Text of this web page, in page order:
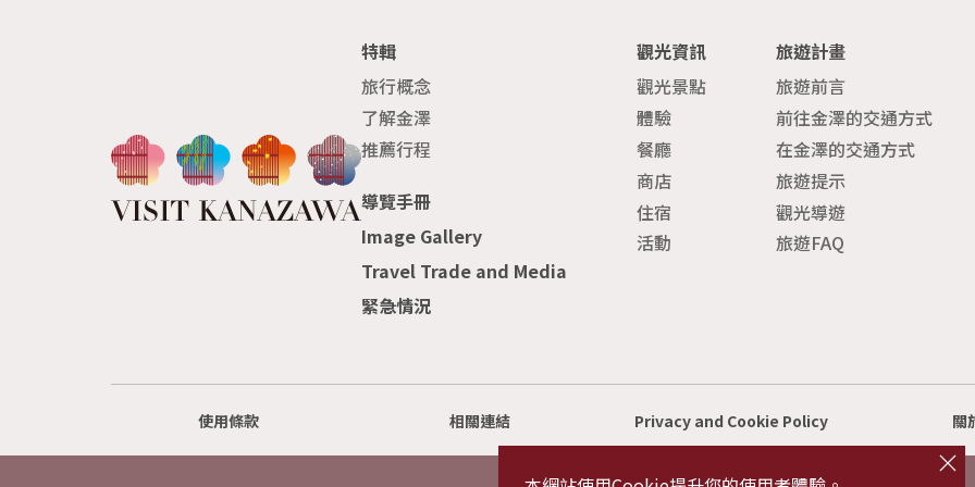
特輯
旅行概念
了解金澤
推薦行程
觀光資訊
觀光景點
體驗
餐廳
商店
住宿
活動
旅遊計畫
旅遊前言
前往金澤的交通方式
在金澤的交通方式
旅遊提示
觀光導遊
旅遊FAQ
導覽手冊
Image Gallery
Travel Trade and Media
緊急情況
使用條款 相關連結 Privacy and Cookie Policy 關
cl
o
s